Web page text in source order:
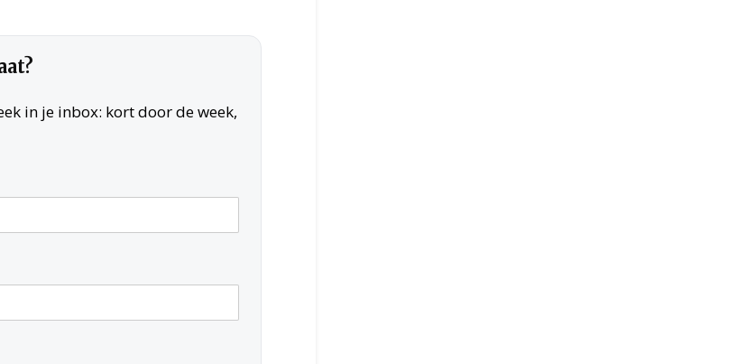
in je inbox: kort door de week,